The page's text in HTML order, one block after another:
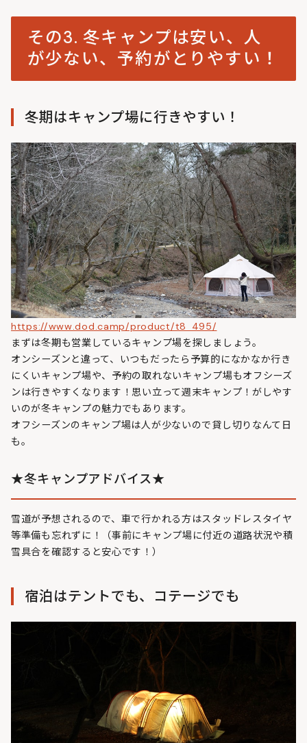
その3. 冬キャンプは安い、人
が少ない、予約がとりやすい！
冬期はキャンプ場に行きやすい！
https://www.dod.camp/product/t8_495/
まずは冬期も営業しているキャンプ場を探しましょう。
オンシーズンと違って、いつもだったら予算的になかなか行き
にくいキャンプ場や、予約の取れないキャンプ場もオフシーズ
ンは行きやすくなります！思い立って週末キャンプ！がしやす
いのが冬キャンプの魅力でもあります。
オフシーズンのキャンプ場は人が少ないので貸し切りなんて日
も。
★冬キャンプアドバイス★
雪道が予想されるので、車で行かれる方はスタッドレスタイヤ
等準備も忘れずに！（事前にキャンプ場に付近の道路状況や積
雪具合を確認すると安心です！）
宿泊はテントでも、コテージでも